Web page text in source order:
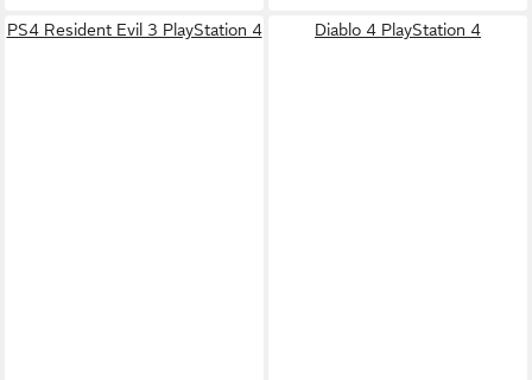
PS4 Resident Evil 3 PlayStation 4 Diablo 4 PlayStation 4